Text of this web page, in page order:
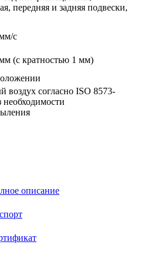
передняя и задняя подвески,
с
(с кратностью 1 мм)
воздух согласно ISO 8573-
необходимости
описание